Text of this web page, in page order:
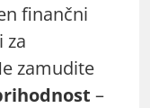
finančni
za
zamudite
–